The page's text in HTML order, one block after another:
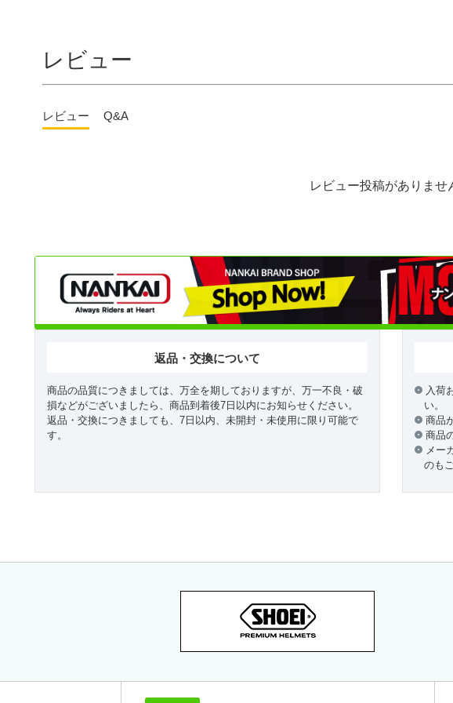
レビュー
レビュー Q&A
レビュー投稿がありませ
返品・交換について
商品の品質につきましては、万全を期しておりますが、万一不良・破
損などがございましたら、商品到着後7日以内にお知らせください。
返品・交換につきましても、7日以内、未開封・未使用に限り可能で
す。
入荷
い。
商品
商品
メー
のも